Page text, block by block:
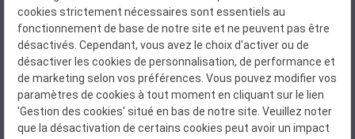
Clean Protect and Renov
Couvreur à BRUXELLES
TVA Intracommunautaire : BE0839213613
Plan du site
cookies strictement nécessaires sont essentiels au
fonctionnement de base de notre site et ne peuvent pas être
désactivés. Cependant, vous avez le choix d'activer ou de
désactiver les cookies de personnalisation, de performance et
de marketing selon vos préférences. Vous pouvez modifier vos
paramètres de cookies à tout moment en cliquant sur le lien
'Gestion des cookies' situé en bas de notre site. Veuillez noter
que la désactivation de certains cookies peut avoir un impact